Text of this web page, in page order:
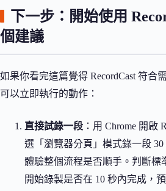
下一步：開始使用
個建議
如果你看完這篇覺得 RecordCast 符合
可以立即執行的動作：
直接試錄一段 ：用 Chrome 開啟
選「瀏覽器分頁」模式錄一段 30
體驗整個流程是否順手。判斷標
開始錄製是否在 10 秒內完成，